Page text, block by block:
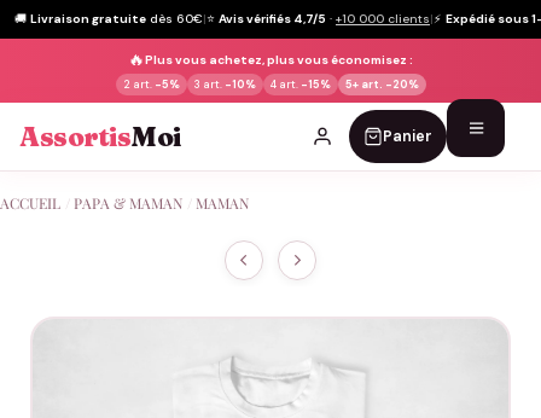
🚚 Livraison gratuite dès 60€|⭐ Avis vérifiés 4,7/5 · +10 000 clients|⚡ Expédié sous
🔥Plus vous achetez, plus vous économisez :
2 art. -5% 3 art. -10% 4 art. -15% 5+ art. -20%
AssortisMoi Panier
au
ACCUEIL PAPA & MAMAN MAMAN